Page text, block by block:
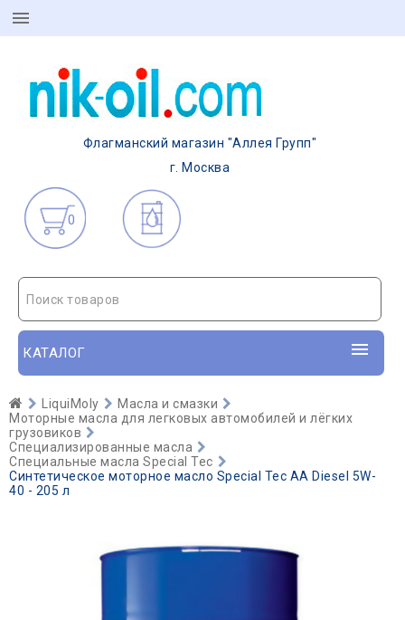
Флагманский магазин "Аллея Групп"
г. Москва
0
Поиск товаров
КАТАЛОГ
LiquiMoly
Масла и смазки
Моторные масла для легковых автомобилей и лёгких
грузовиков
Специализированные масла
Специальные масла Special Tec
Синтетическое моторное масло Special Tec AA Diesel 5W-
40 - 205 л